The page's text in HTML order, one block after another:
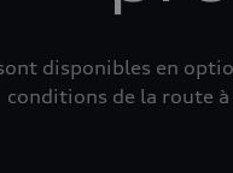
disponibles en
conditions de la route à